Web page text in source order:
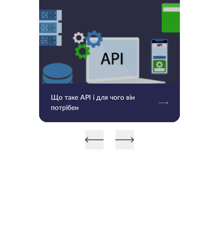
Що таке API і для чого він
потрібен